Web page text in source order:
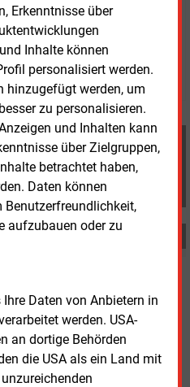
Erkenntnisse über
Inhalte können
personalisiert werden.
hinzugefügt werden, um
zu personalisieren.
und Inhalten kann
über Zielgruppen,
betrachtet haben,
Daten können
Benutzerfreundlichkeit,
aufzubauen oder zu
Daten von Anbietern in
werden. USA-
an dortige Behörden
die USA als ein Land mit
Fischer
8152 9311 0
und-management.de
zeigt enormen
„aus einem Guss“. Die größte
Aus- und Umbau der benötigten